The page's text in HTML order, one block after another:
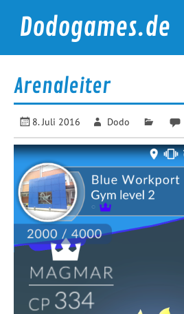
contentDodogames.de
Arenaleiter
8. Juli 2016 Dodo